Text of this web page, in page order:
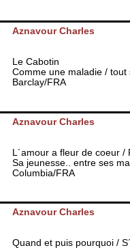
Aznavour Charles
Le Cabotin
Comme une maladie / tout
Barclay/FRA
Aznavour Charles
L´amour a fleur de coeur
Sa jeunesse.. entre ses
Columbia/FRA
Aznavour Charles
Quand et puis pourquoi /